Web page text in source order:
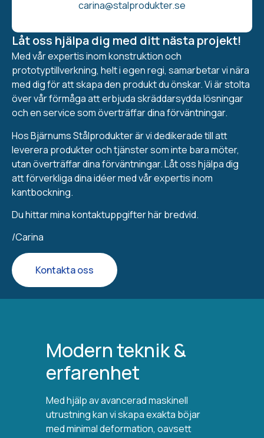
Låt oss hjälpa dig med ditt nästa projekt!
Med vår expertis inom konstruktion och
prototyptillverkning, helt i egen regi, samarbetar vi nära
med dig för att skapa den produkt du önskar. Vi är stolta
över vår förmåga att erbjuda skräddarsydda lösningar
och en service som överträffar dina förväntningar.
Hos Bjärnums Stålprodukter är vi dedikerade till att
leverera produkter och tjänster som inte bara möter,
utan överträffar dina förväntningar. Låt oss hjälpa dig
att förverkliga dina idéer med vår expertis inom
kantbockning.
Du hittar mina kontaktuppgifter här bredvid.
/Carina
Kontakta oss
carina@stalprodukter.se
Modern teknik &
erfarenhet
Med hjälp av avancerad maskinell
utrustning kan vi skapa exakta böjar
med minimal deformation, oavsett